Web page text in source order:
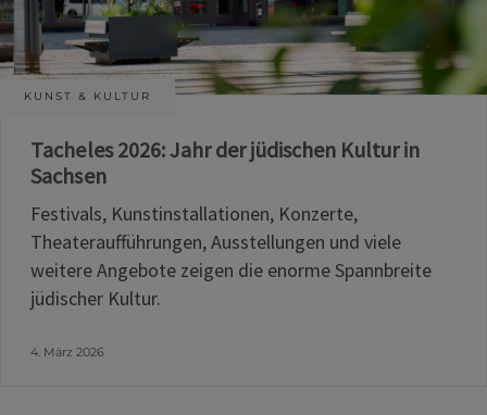
KUNST & KULTUR
Tacheles 2026: Jahr der jüdischen Kultur in
Sachsen
Festivals, Kunstinstallationen, Konzerte,
Theateraufführungen, Ausstellungen und viele
weitere Angebote zeigen die enorme Spannbreite
jüdischer Kultur.
4. März 2026